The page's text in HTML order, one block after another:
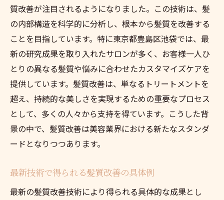
豊島区の専門家が選ぶ髪質改善の最新製品
プロが教える髪質改善の成功体験
髪質改善のためのサロン選びのコツ
忙しい日常でも可能な髪質改善池袋の最新アプ
ローチを紹介
時間をかけずにできる髪質改善法
池袋で人気の時短ヘアケア商品
日常生活で取り入れられる髪質改善の習慣
忙しい方におすすめの髪質改善サロン
効率的に髪質改善するためのポイント
髪質改善の秘訣東京都豊島区で体験する最新ケ
質改善が注目されるようになりました。この技術は、髪
の内部構造を科学的に分析し、根本から髪質を改善する
ことを目指しています。特に東京都豊島区池袋では、最
新の研究成果を取り入れたサロンが多く、お客様一人ひ
とりの異なる髪質や悩みに合わせたカスタマイズケアを
提供しています。髪質改善は、単なるトリートメントを
超え、持続的な美しさを実現するための重要なプロセス
として、多くの人々から支持を得ています。こうした背
景の中で、髪質改善は美容業界における新たなスタンダ
ードとなりつつあります。
最新技術で得られる髪質改善の具体例
最新の髪質改善技術により得られる具体的な成果とし